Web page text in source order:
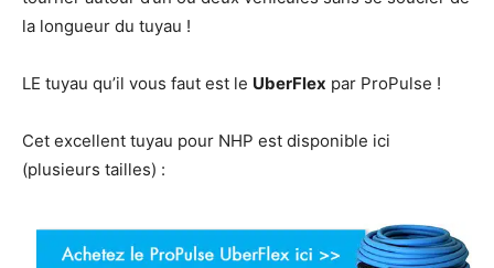
la longueur du tuyau !
LE tuyau qu’il vous faut est le UberFlex par ProPulse !
Cet excellent tuyau pour NHP est disponible ici
(plusieurs tailles) :